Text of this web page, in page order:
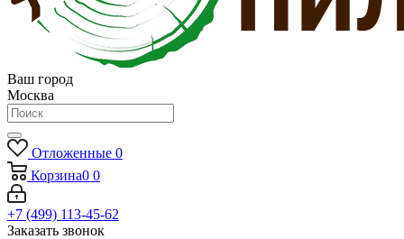
Ваш город
Москва
Отложенные 0
Корзина0 0
+7 (499) 113-45-62
Заказать звонок